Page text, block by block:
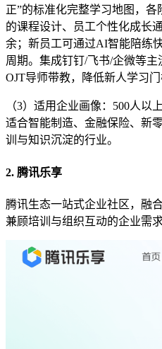
正”的标准化完整学习地图，
的课程设计、员工个性化成长
余；新员工可通过AI智能陪练
周期。集成钉钉/飞书/企微等
OJT导师带教，降低新人学习门
（3）适用企业画像：500人以
适合智能制造、金融保险、新
训与知识沉淀的行业。
2. 腾讯乐享
腾讯生态一站式企业社区，融
兼顾培训与组织互动的企业需求